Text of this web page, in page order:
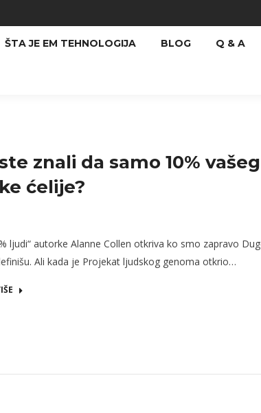
ŠTA JE EM TEHNOLOGIJA BLOG Q & A
znali da samo 10%
ćelije?
ljudi“ autorke Alanne Collen otkriva ko smo zapravo
Ali kada je Projekat ljudskog genoma otkrio…